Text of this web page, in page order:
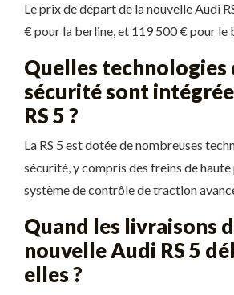
Le prix de départ de la nouvelle Audi
€ pour la berline, et 119 500 € pour le
Quelles technologies
sécurité sont
RS 5 ?
La RS 5 est dotée de nombreuses
sécurité, y compris des freins de
système de contrôle de traction
Quand les livraisons
nouvelle Audi RS 5
elles ?